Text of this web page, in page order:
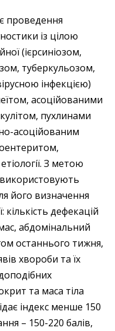
проведення
із цілою
(ієрсиніозом,
туберкульозом,
інфекцією)
асоційованими
пухлинами
асоційованим
З метою
його визначення
дефекацій
абдомінальний
останнього тижня,
хвороби та їх
та маса тіла
індекс менше 150
– 150-220 балів,